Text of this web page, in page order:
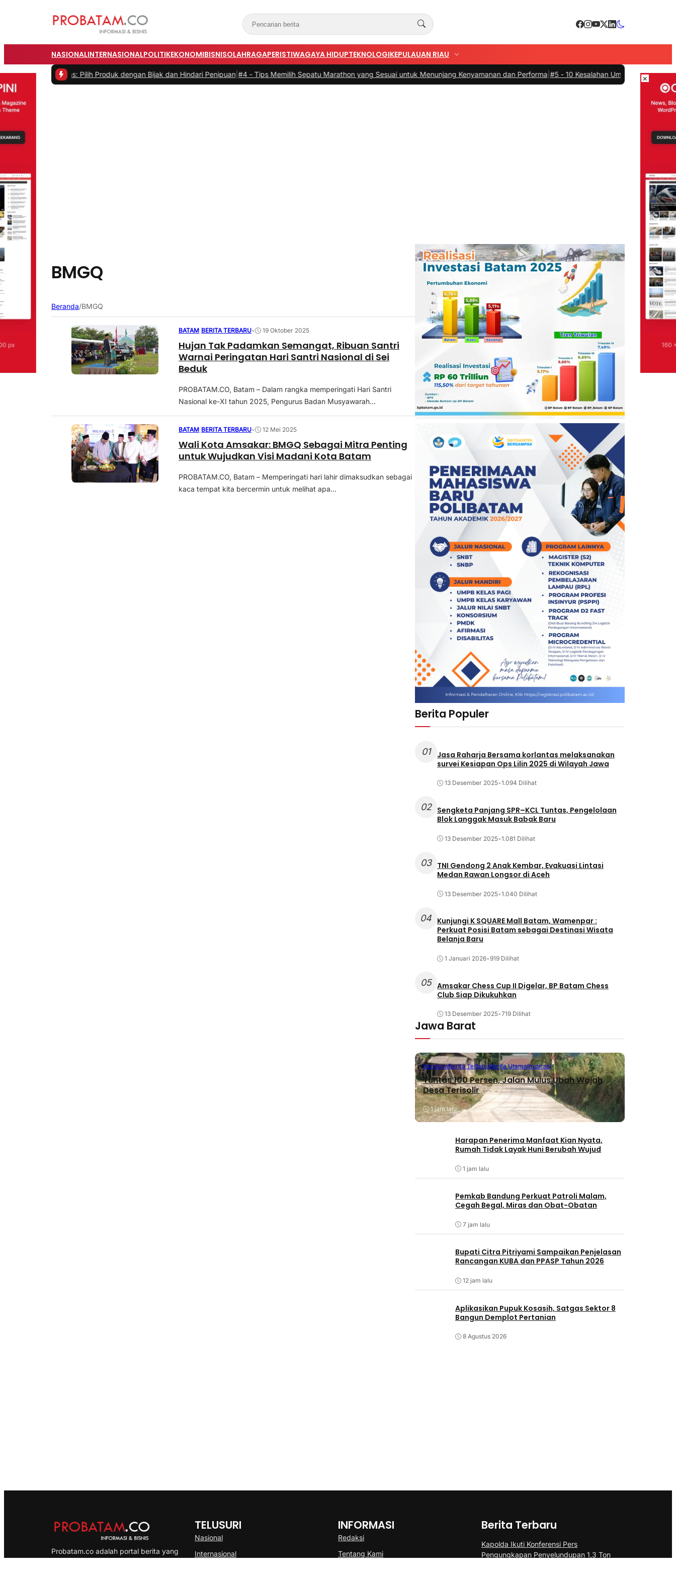
NASIONALINTERNASIONALPOLITIKEKONOMIBISNISOLAHRAGAPERISTIWAGAYA HIDUPTEKNOLOGIKEPULAUAN RIAU
Cerdas: Pilih Produk dengan Bijak dan Hindari Penipuan|#4 -Tips Memilih Sepatu Marathon yang Sesuai untuk Menunjang Kenyamanan dan Performa|#5 -10 Kesalahan Umum dalam Fitness yang
BMGQ
Beranda/BMGQ
BATAM BERITA TERBARU• 19 Oktober 2025
Hujan Tak Padamkan Semangat, Ribuan Santri
Warnai Peringatan Hari Santri Nasional di Sei
Beduk
PROBATAM.CO, Batam – Dalam rangka memperingati Hari Santri
Nasional ke-XI tahun 2025, Pengurus Badan Musyawarah...
BATAM BERITA TERBARU• 12 Mei 2025
Wali Kota Amsakar: BMGQ Sebagai Mitra Penting
untuk Wujudkan Visi Madani Kota Batam
PROBATAM.CO, Batam – Memperingati hari lahir dimaksudkan sebagai
kaca tempat kita bercermin untuk melihat apa...
Berita Populer
01
Jasa Raharja Bersama korlantas melaksanakan
survei Kesiapan Ops Lilin 2025 di Wilayah Jawa
13 Desember 2025•1.094 Dilihat
02
Sengketa Panjang SPR–KCL Tuntas, Pengelolaan
Blok Langgak Masuk Babak Baru
13 Desember 2025•1.081 Dilihat
03
TNI Gendong 2 Anak Kembar, Evakuasi Lintasi
Medan Rawan Longsor di Aceh
13 Desember 2025•1.040 Dilihat
04 Kunjungi K SQUARE Mall Batam, Wamenpar :
Perkuat Posisi Batam sebagai Destinasi Wisata
Belanja Baru
1 Januari 2026•919 Dilihat
05 Amsakar Chess Cup II Digelar, BP Batam Chess
Club Siap Dikukuhkan
13 Desember 2025•719 Dilihat
Jawa Barat
BandungBerita TerbaruBerita UtamaInspirasi
Tuntas 100 Persen, Jalan Mulus Ubah Wajah
Desa Terisolir
1 jam lalu
Harapan Penerima Manfaat Kian Nyata,
Rumah Tidak Layak Huni Berubah Wujud
1 jam lalu
Pemkab Bandung Perkuat Patroli Malam,
Cegah Begal, Miras dan Obat-Obatan
7 jam lalu
Bupati Citra Pitriyami Sampaikan Penjelasan
Rancangan KUBA dan PPASP Tahun 2026
12 jam lalu
Aplikasikan Pupuk Kosasih, Satgas Sektor 8
Bangun Demplot Pertanian
8 Agustus 2026
Probatam.co adalah portal berita yang
TELUSURI
Nasional
Internasional
INFORMASI
Redaksi
Tentang Kami
Berita Terbaru
Kapolda Ikuti Konferensi Pers
Pengungkapan Penyelundupan 1,3 Ton
×